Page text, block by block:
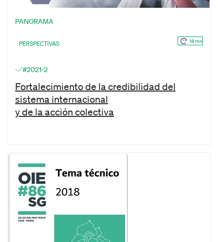
PANORAMA
PERSPECTIVAS 18 mn
#2021-2
Fortalecimiento de la credibilidad del
sistema internacional
y de la acción colectiva